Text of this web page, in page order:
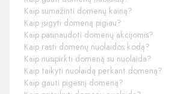
Kaip sumažinti domenų kainą?
Kaip įsigyti domeną pigiau?
Kaip pasinaudoti domenų akcijomis?
Kaip rasti domenų nuolaidos kodą?
Kaip nusipirkti domeną su nuolaida?
Kaip taikyti nuolaidą perkant domeną?
Kaip gauti pigesnį domeną?